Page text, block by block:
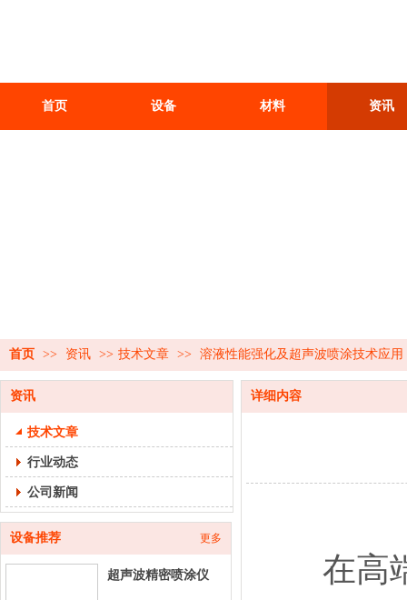
首页 设备 材料 资讯
首页 >> 资讯 >> 技术文章 >> 溶液性能强化及超声波喷涂技术应用
资讯
技术文章
行业动态
公司新闻
设备推荐 更多
超声波精密喷涂仪
详细内容
在高端